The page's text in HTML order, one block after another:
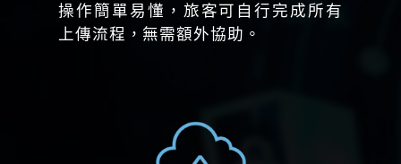
操作簡單易懂，旅客可自行完成所有
上傳流程，無需額外協助。